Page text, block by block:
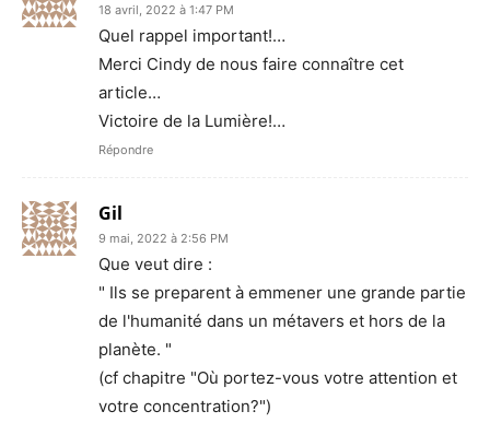
18 avril, 2022 à 1:47 PM
Quel rappel important!…
Merci Cindy de nous faire connaître cet
article…
Victoire de la Lumière!…
Répondre
Gil
9 mai, 2022 à 2:56 PM
Que veut dire :
" Ils se preparent à emmener une grande partie
de l'humanité dans un métavers et hors de la
planète. "
(cf chapitre "Où portez-vous votre attention et
votre concentration?")